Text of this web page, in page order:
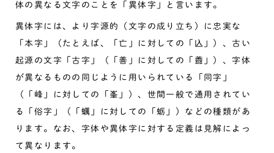
体の異なる文字のことを「異体字」と言います。
異体字には、より字源的（文字の成り立ち）に忠実な
「本字」（たとえば、「亡」に対しての「兦」）、古い
起源の文字「古字」（「善」に対しての「譱」）、字体
が異なるものの同じように用いられている「同字」
（「峰」に対しての「峯」）、世間一般で通用されてい
る「俗字」（「蠣」に対しての「蛎」）などの種類があ
ります。なお、字体や異体字に対する定義は見解によっ
て異なります。